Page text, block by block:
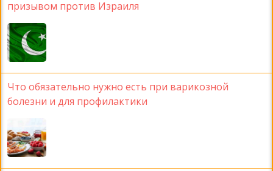
призывом против Израиля
Что обязательно нужно есть при варикозной
болезни и для профилактики